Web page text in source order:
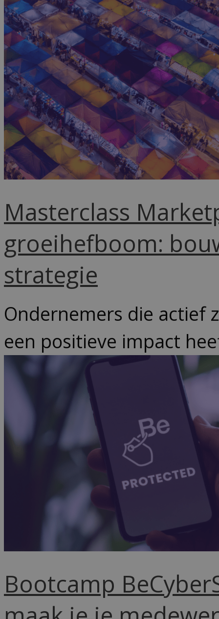
Masterclass
groeihefboom:
strategie
Ondernemers die actief
een positieve impact
Bootcamp